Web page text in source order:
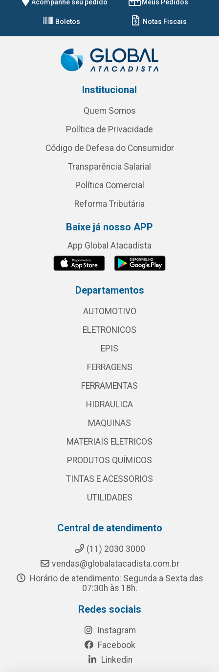
Acompanhe seu pedido Meus Pedidos
Boletos Notas Fiscais
Institucional
Quem Somos
Política de Privacidade
Código de Defesa do Consumidor
Transparência Salarial
Política Comercial
Reforma Tributária
Baixe já nosso APP
App Global Atacadista
Departamentos
AUTOMOTIVO
ELETRONICOS
EPIS
FERRAGENS
FERRAMENTAS
HIDRAULICA
MAQUINAS
MATERIAIS ELETRICOS
PRODUTOS QUÍMICOS
TINTAS E ACESSORIOS
UTILIDADES
Central de atendimento
(11) 2030 3000
vendas@globalatacadista.com.br
Horário de atendimento: Segunda a Sexta das
07:30h às 18h.
Redes sociais
Instagram
Facebook
Linkedin